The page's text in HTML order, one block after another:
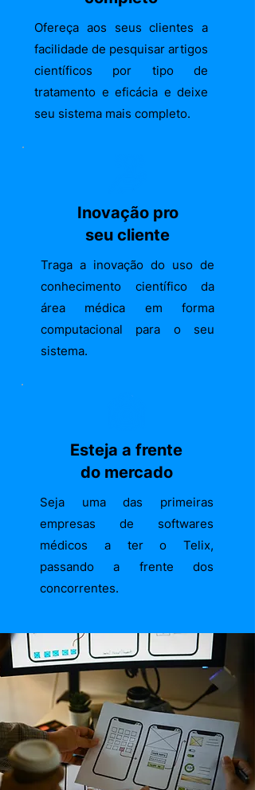
Ofereça aos seus clientes a
facilidade de pesquisar artigos
científicos por tipo de
tratamento e eficácia e deixe
seu sistema mais completo.
Inovação pro
seu cliente
Traga a inovação do uso de
conhecimento científico da
área médica em forma
computacional para o seu
sistema.
Esteja a frente
do mercado
Seja uma das primeiras
empresas de softwares
médicos a ter o Telix,
passando a frente dos
concorrentes.